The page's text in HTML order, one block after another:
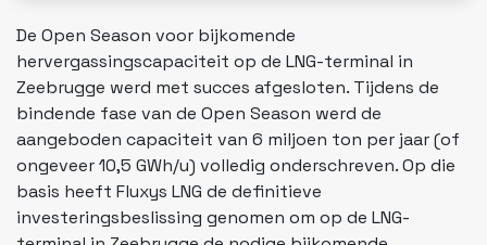
De Open Season voor bijkomende
hervergassingscapaciteit op de LNG-terminal in
Zeebrugge werd met succes afgesloten. Tijdens de
bindende fase van de Open Season werd de
aangeboden capaciteit van 6 miljoen ton per jaar (of
ongeveer 10,5 GWh/u) volledig onderschreven. Op die
basis heeft Fluxys LNG de definitieve
investeringsbeslissing genomen om op de LNG-